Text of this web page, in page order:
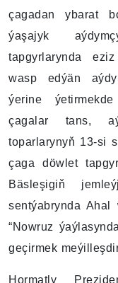
çagadan ybarat
ýaşajyk
tapgyrlarynda
wasp edýän
ýerine
çagalar tans,
toparlarynyň 13-si
çaga döwlet
Bäsleşigiň
sentýabrynda Ahal
“Nowruz
geçirmek
Hormatly